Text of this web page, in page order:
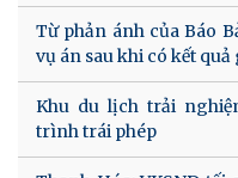
Từ phản ánh của Báo
vụ án sau khi có kết
Khu du lịch trải
trình trái phép